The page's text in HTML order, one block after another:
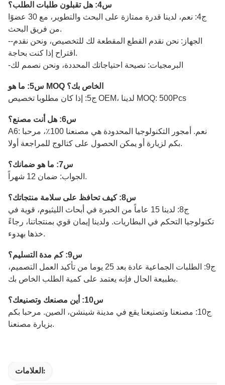
س4: هل تقبلون طلبات الطلب؟
ج4: نعم، لدينا قدرة ممتازة على البحث والتطوير، مع 30 عضوًا
من فريق البحث.
--الجهاز: نحن نقدم القطع المقطعة لك للتخصيص، ونحن نقدم
اقتراح إذا كنت بحاجة.
-البرمجيات: نصيحة احتياجاتك المحددة، ونحن نصمم لك
س5: ما هو MOQ الخاص بك؟
ج5: إذا كان مطلوبا تخصيص OEM، لدينا MOQ: 500Pcs
س6: هل أنت مصنع؟
A6: نعم. أمجور التكنولوجيا المحدودة هي مصنعنا 100٪، مرحبا
بكم لزيارة أو يمكن الحصول على كتالوج للمراجعة أولا.
س7: ما هو ضمانك؟
الجواب: ضمان 12 شهراً.
س8: كيف تحافظ على سلامة منتجاتك؟
ج8: لدينا 15 عاماً من الخبرة في أبحاث الليثيوم، قوية في
تكنولوجيا التحكم في البطاريات. ولدينا إيمان قوي بمنتجاتنا، رجاءً
خذها بهدوء.
س9: كم مدة التسليم؟
ج9: الطلبات الجماعية عادة بعد 25 يوما من تأكيد العمل التصميم،
بطبيعة الحال فإنه يعتمد على كمية الطلب الخاص بك.
س10: أين مصنعك وتصنيعك؟
ج10: مصنعنا وتصنيعنا يقع في مدينة شينشن، الصين. مرحبا بكم
بزيارة مصنعنا.
العلامات: